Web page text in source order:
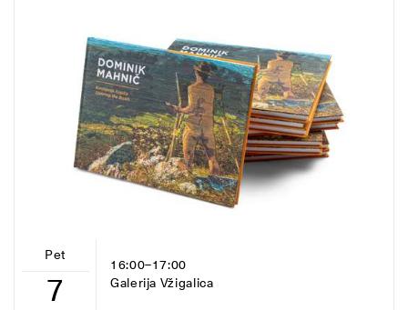
Pet
7
16:00–17:00
Galerija Vžigalica